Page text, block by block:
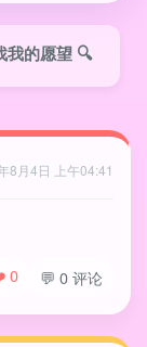
我的愿望 🔍
8月4日 上午04:41
0 💬 0 评论